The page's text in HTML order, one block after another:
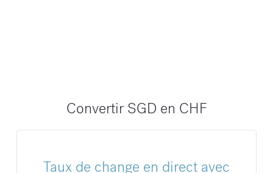
Convertir SGD en CHF
Taux de change en direct avec